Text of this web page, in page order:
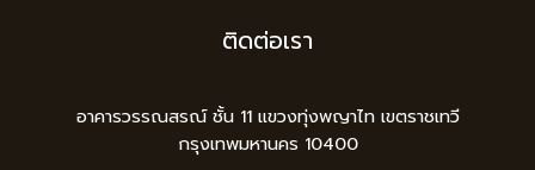
ติดต่อเรา
อาคารวรรณสรณ์ ชั้น 11 แขวงทุ่งพญาไท เขตราชเทวี
กรุงเทพมหานคร 10400